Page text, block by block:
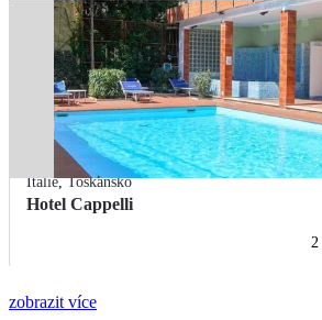
Itálie,Toskánsko
Hotel Cappelli
2
zobrazit více